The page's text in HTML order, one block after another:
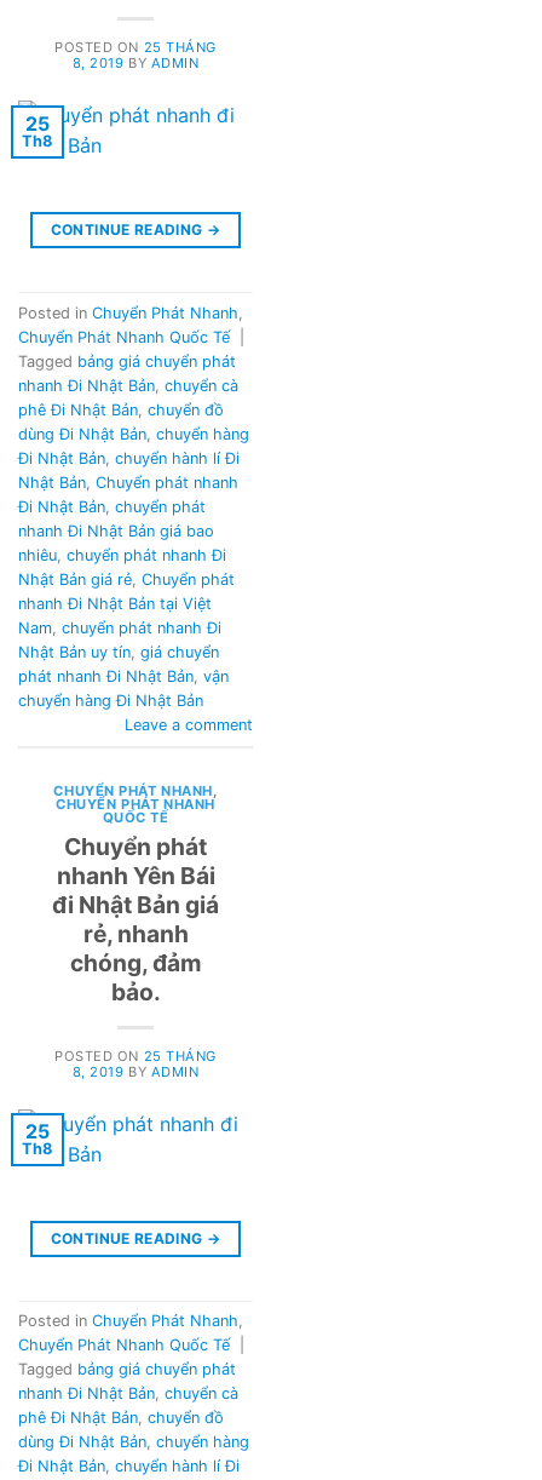
POSTED ON 25 THÁNG
8, 2019 BY ADMIN
25
Th8
CONTINUE READING →
Posted in Chuyển Phát Nhanh
Chuyển Phát Nhanh Quốc Tế
Tagged bảng giá chuyển phát
nhanh Đi Nhật Bản chuyển cà
phê Đi Nhật Bản chuyển đồ
dùng Đi Nhật Bản chuyển hàng
Đi Nhật Bản chuyển hành lí Đi
Nhật Bản Chuyển phát nhanh
Đi Nhật Bản chuyển phát
nhanh Đi Nhật Bản giá bao
nhiêu chuyển phát nhanh Đi
Nhật Bản giá rẻ Chuyển phát
nhanh Đi Nhật Bản tại Việt
Nam chuyển phát nhanh Đi
Nhật Bản uy tín giá chuyển
phát nhanh Đi Nhật Bản vận
chuyển hàng Đi Nhật Bản
Leave a comment
CHUYỂN PHÁT NHANH,
CHUYỂN PHÁT NHANH
QUỐC TẾ
Chuyển phát
nhanh Yên Bái
đi Nhật Bản giá
rẻ, nhanh
chóng, đảm
bảo.
POSTED ON 25 THÁNG
8, 2019 BY ADMIN
25
Th8
CONTINUE READING →
Posted in Chuyển Phát Nhanh,
Chuyển Phát Nhanh Quốc Tế
Tagged bảng giá chuyển phát
nhanh Đi Nhật Bản, chuyển cà
phê Đi Nhật Bản, chuyển đồ
dùng Đi Nhật Bản, chuyển hàng
Đi Nhật Bản, chuyển hành lí Đi